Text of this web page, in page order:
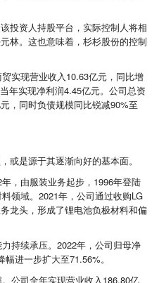
投资人持股平台，实际控制人将相
林。这也意味着，杉杉股份的控制
实现营业收入10.63亿元，同比增
年实现净利润4.45亿元。公司总资
，同时负债规模同比锐减90%至
或是源于其逐渐向好的基本面。
，由服装业务起步，1996年登陆
领域。2021年，公司通过收购LG
龙头，形成了锂电池负极材料和偏
持续承压。2022年，公司归母净
进一步扩大至71.56%。
公司全年实现营业收入186.80亿